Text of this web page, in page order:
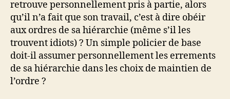
retrouve personnellement pris à partie, alors
qu’il n’a fait que son travail, c’est à dire obéir
aux ordres de sa hiérarchie (même s’il les
trouvent idiots) ? Un simple policier de base
doit-il assumer personnellement les errements
de sa hiérarchie dans les choix de maintien de
l’ordre ?